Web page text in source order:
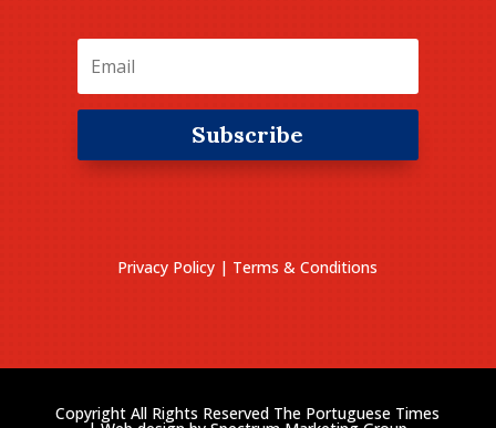
Subscribe
Privacy Policy | Terms & Conditions
Copyright All Rights Reserved The Portuguese Times